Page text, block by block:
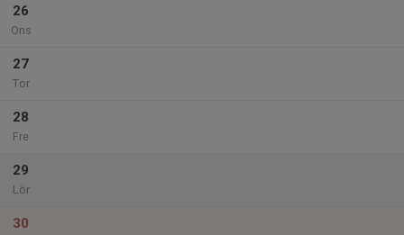
26
Ons
27
Tor
28
Fre
29
Lör
30